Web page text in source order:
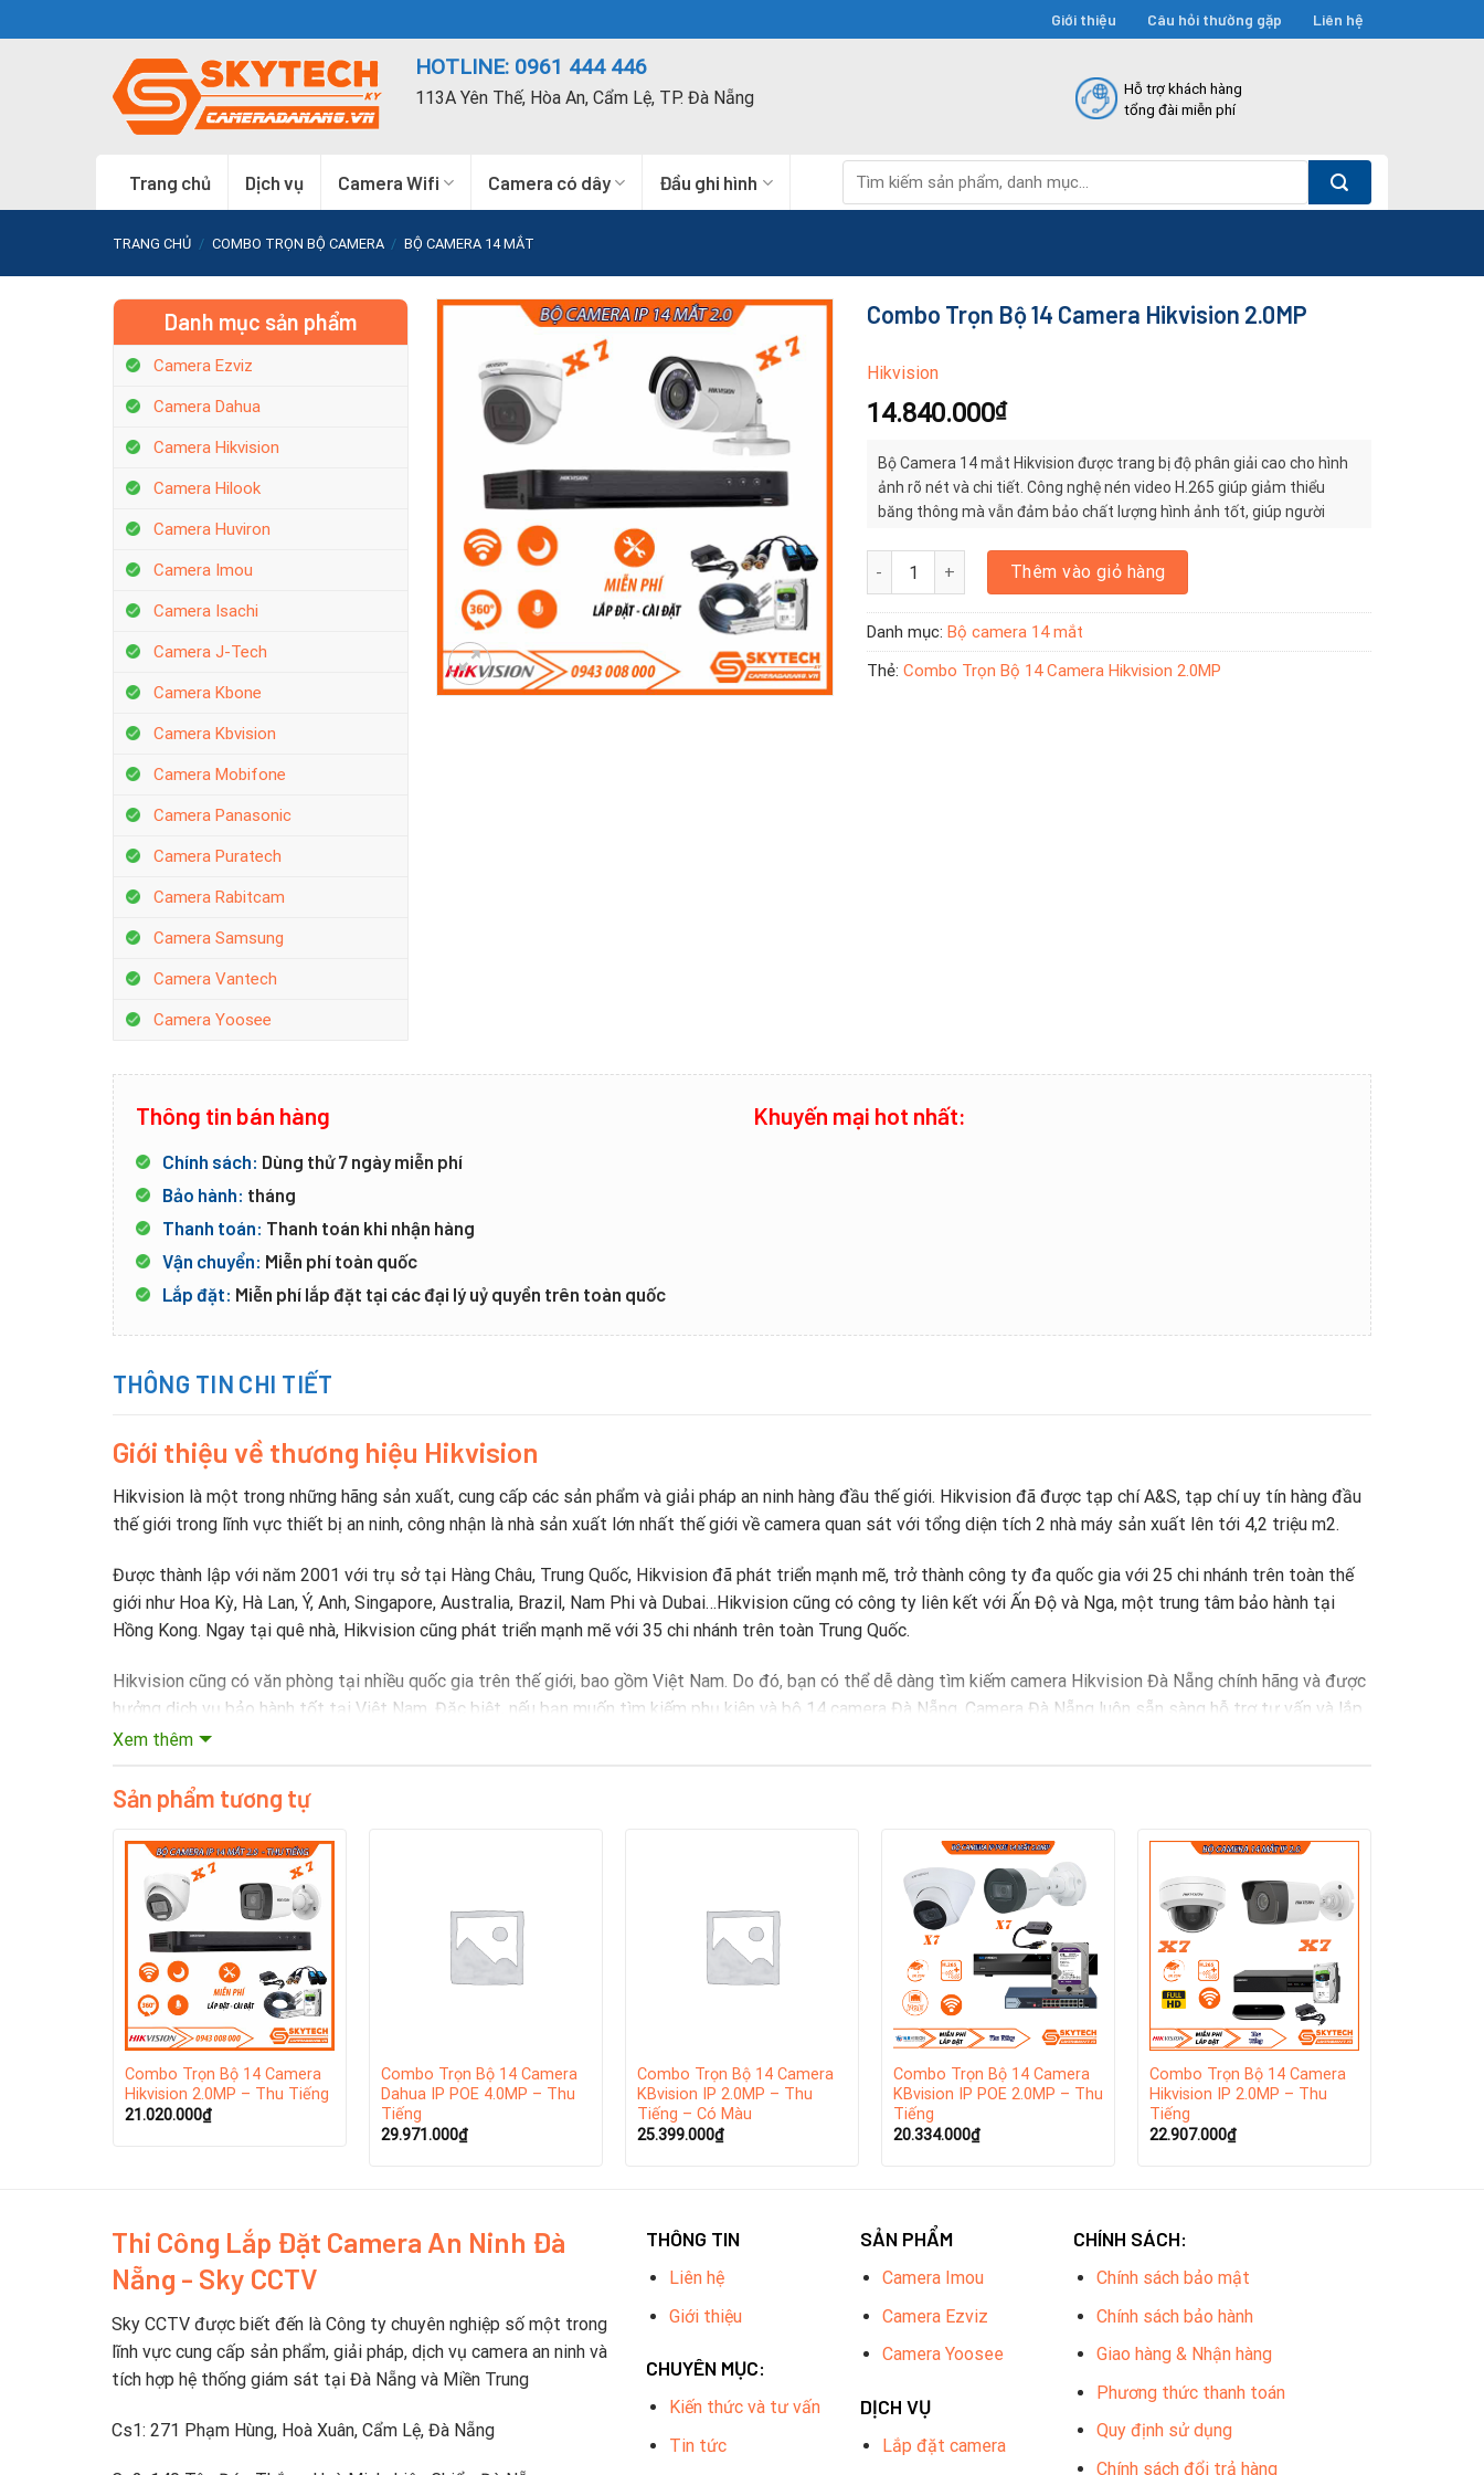
to
Giới thiệu Câu hỏi thường gặp Liên hệ
HOTLINE: 0961 444 446
113A Yên Thế, Hòa An, Cẩm Lệ, TP. Đà Nẵng
Hỗ trợ khách hàng
tổng đài miễn phí
Trang chủ Dịch vụ Camera Wifi Camera có dây Đầu ghi hình
kiếm:
TRANG CHỦ / COMBO TRỌN BỘ CAMERA / BỘ CAMERA 14 MẮT
Combo Trọn Bộ 14 Camera Hikvision 2.0MP
Hikvision
14.840.000₫
Bộ Camera 14 mắt Hikvision được trang bị độ phân giải cao cho hình
ảnh rõ nét và chi tiết. Công nghệ nén video H.265 giúp giảm thiểu
băng thông mà vẫn đảm bảo chất lượng hình ảnh tốt, giúp người
Combo Trọn Bộ 14 Camera Hikvision 2.0MP số lượng
Thêm vào giỏ hàng
Danh mục: Bộ camera 14 mắt
Thẻ: Combo Trọn Bộ 14 Camera Hikvision 2.0MP
Danh mục sản phẩm
Camera Ezviz
Camera Dahua
Camera Hikvision
Camera Hilook
Camera Huviron
Camera Imou
Camera Isachi
Camera J-Tech
Camera Kbone
Camera Kbvision
Camera Mobifone
Camera Panasonic
Camera Puratech
Camera Rabitcam
Camera Samsung
Camera Vantech
Camera Yoosee
Thông tin bán hàng
Chính sách: Dùng thử 7 ngày miễn phí
Bảo hành: tháng
Thanh toán: Thanh toán khi nhận hàng
Vận chuyển: Miễn phí toàn quốc
Lắp đặt: Miễn phí lắp đặt tại các đại lý uỷ quyền trên toàn quốc
Khuyến mại hot nhất:
THÔNG TIN CHI TIẾT
Giới thiệu về thương hiệu Hikvision
Hikvision là một trong những hãng sản xuất, cung cấp các sản phẩm và giải pháp an ninh hàng đầu thế giới. Hikvision đã được tạp chí A&S, tạp chí uy tín hàng đầu
thế giới trong lĩnh vực thiết bị an ninh, công nhận là nhà sản xuất lớn nhất thế giới về camera quan sát với tổng diện tích 2 nhà máy sản xuất lên tới 4,2 triệu m2.
Được thành lập với năm 2001 với trụ sở tại Hàng Châu, Trung Quốc, Hikvision đã phát triển mạnh mẽ, trở thành công ty đa quốc gia với 25 chi nhánh trên toàn thế
giới như Hoa Kỳ, Hà Lan, Ý, Anh, Singapore, Australia, Brazil, Nam Phi và Dubai…Hikvision cũng có công ty liên kết với Ấn Độ và Nga, một trung tâm bảo hành tại
Hồng Kong. Ngay tại quê nhà, Hikvision cũng phát triển mạnh mẽ với 35 chi nhánh trên toàn Trung Quốc.
Hikvision cũng có văn phòng tại nhiều quốc gia trên thế giới, bao gồm Việt Nam. Do đó, bạn có thể dễ dàng tìm kiếm camera Hikvision Đà Nẵng chính hãng và được
hưởng dịch vụ bảo hành tốt tại Việt Nam. Đặc biệt, nếu bạn muốn tìm kiếm phụ kiện và bộ 14 camera Đà Nẵng, Camera Đà Nẵng luôn sẵn sàng hỗ trợ tư vấn và lắp
camera tại Đà Nẵng.
Mô tả sản phẩm
Combo Trọn Bộ 14 Camera Hikvision 2.0MP
là combo giám sát đáng mua nếu bạn đang cần một hệ thống camera an ninh chuyên nghiệp và có độ ổn định cao hơn
hẳn các dòng camera wifi chính hãng. Bạn sẽ được trải nghiệm chất lượng ghi hình khu vực lên đến Full HD 1080P cùng nhiều tính năng hỗ trợ giám sát khu vực tối
ưu. Tham khảo thêm thông tin của bộ camera bên dưới nhé. Không chỉ mang lại sự an tâm khi bảo vệ tài sản, mà còn giúp cho người dùng dễ dàng kiểm tra, theo
dõi từ xa thông qua điện thoại di dộng, máy tính hay máy tính bảng. Nhận thấy được nhu cầu ngày càng tăng cao của khách hàng,Camera Đà Nẵng cam kết mang
đến cho quý khách hàng sản phẩm chất lượng, giá cả hợp lý và dịch vụ hậu mãi tận tình. Hãy liên hệ với
Camera Đà Nẵngngay hôm nay để được tư vấn cụ thể và
đặt hàng.
Xem thêm
Sản phẩm tương tự
Combo Trọn Bộ 14 Camera
Hikvision 2.0MP – Thu Tiếng
21.020.000₫
Combo Trọn Bộ 14 Camera
Dahua IP POE 4.0MP – Thu
Tiếng
29.971.000₫
Combo Trọn Bộ 14 Camera
KBvision IP 2.0MP – Thu
Tiếng – Có Màu
25.399.000₫
Combo Trọn Bộ 14 Camera
KBvision IP POE 2.0MP – Thu
Tiếng
20.334.000₫
Combo Trọn Bộ 14 Camera
Hikvision IP 2.0MP – Thu
Tiếng
22.907.000₫
Thi Công Lắp Đặt Camera An Ninh Đà
Nẵng - Sky CCTV
Sky CCTV được biết đến là Công ty chuyên nghiệp số một trong
lĩnh vực cung cấp sản phẩm, giải pháp, dịch vụ camera an ninh và
tích hợp hệ thống giám sát tại Đà Nẵng và Miền Trung
Cs1: 271 Phạm Hùng, Hoà Xuân, Cẩm Lệ, Đà Nẵng
THÔNG TIN
Liên hệ
Giới thiệu
CHUYÊN MỤC:
Kiến thức và tư vấn
Tin tức
SẢN PHẨM
Camera Imou
Camera Ezviz
Camera Yoosee
DỊCH VỤ
Lắp đặt camera
CHÍNH SÁCH:
Chính sách bảo mật
Chính sách bảo hành
Giao hàng & Nhận hàng
Phương thức thanh toán
Quy định sử dụng
Chính sách đổi trả hàng